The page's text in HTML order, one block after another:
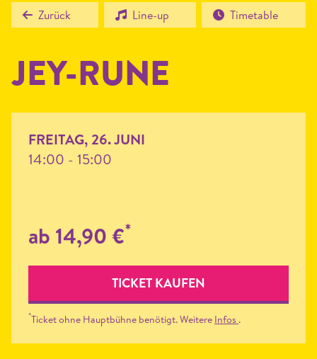
Zurück Line-up Timetable
JEY-RUNE
FREITAG, 26. JUNI
14:00 - 15:00
ab 14,90 €*
TICKET KAUFEN
*Ticket ohne Hauptbühne benötigt. Weitere Infos .